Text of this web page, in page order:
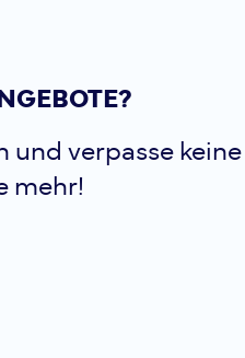
verpasse
mehr!